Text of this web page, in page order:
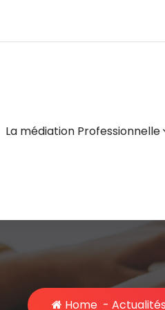
La médiation Professionnelle
Home - Actualités